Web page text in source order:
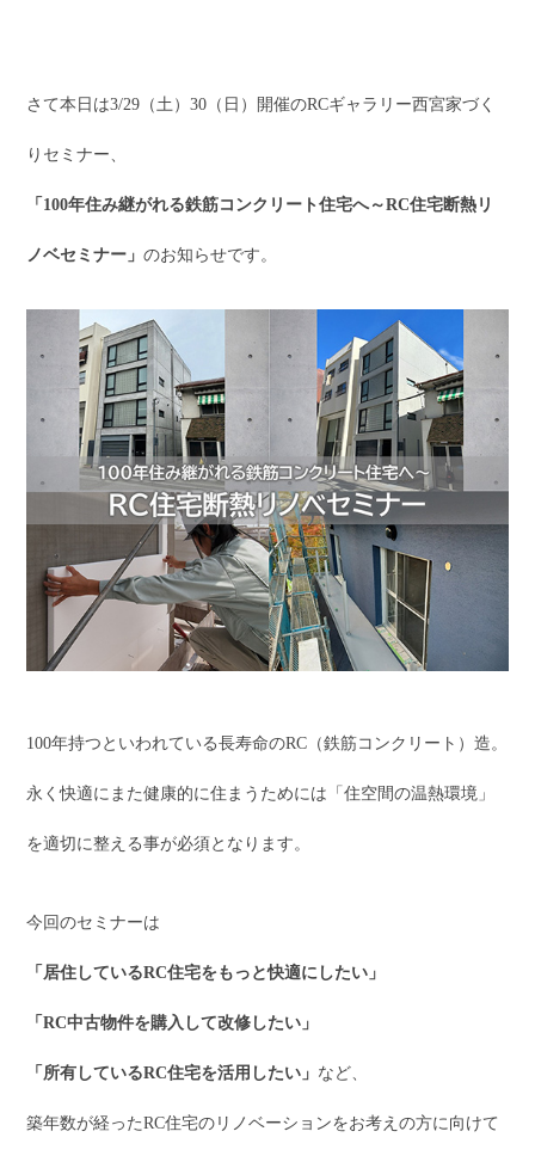
さて本日は3/29（土）30（日）開催のRCギャラリー西宮家づく
りセミナー、
「100年住み継がれる鉄筋コンクリート住宅へ～RC住宅断熱リ
ノベセミナー」のお知らせです。
100年持つといわれている長寿命のRC（鉄筋コンクリート）造。
永く快適にまた健康的に住まうためには「住空間の温熱環境」
を適切に整える事が必須となります。
今回のセミナーは
「居住しているRC住宅をもっと快適にしたい」
「RC中古物件を購入して改修したい」
「所有しているRC住宅を活用したい」 など、
築年数が経ったRC住宅のリノベーションをお考えの方に向けて